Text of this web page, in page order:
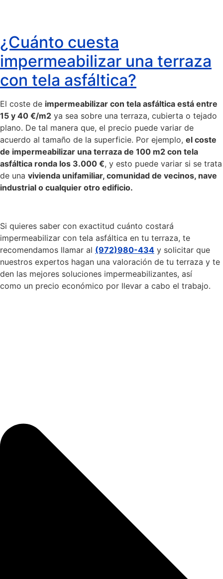
¿Cuánto cuesta
impermeabilizar una terraza
con tela asfáltica?
El coste de impermeabilizar con tela asfáltica está entre
15 y 40 €/m2 ya sea sobre una terraza, cubierta o tejado
plano. De tal manera que, el precio puede variar de
acuerdo al tamaño de la superficie. Por ejemplo, el coste
de impermeabilizar una terraza de 100 m2 con tela
asfáltica ronda los 3.000 €, y esto puede variar si se trata
de una vivienda unifamiliar, comunidad de vecinos, nave
industrial o cualquier otro edificio.
Si quieres saber con exactitud cuánto costará
impermeabilizar con tela asfáltica en tu terraza, te
recomendamos llamar al (972)980-434 y solicitar que
nuestros expertos hagan una valoración de tu terraza y te
den las mejores soluciones impermeabilizantes, así
como un precio económico por llevar a cabo el trabajo.